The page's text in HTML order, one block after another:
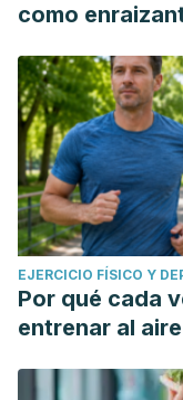
como
EJERCICIO FÍSICO Y
Por qué cada
entrenar al